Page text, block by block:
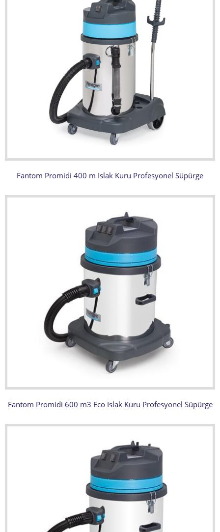
Fantom Promidi 400 m Islak Kuru Profesyonel Süpürge
Fantom Promidi 600 m3 Eco Islak Kuru Profesyonel Süpürge